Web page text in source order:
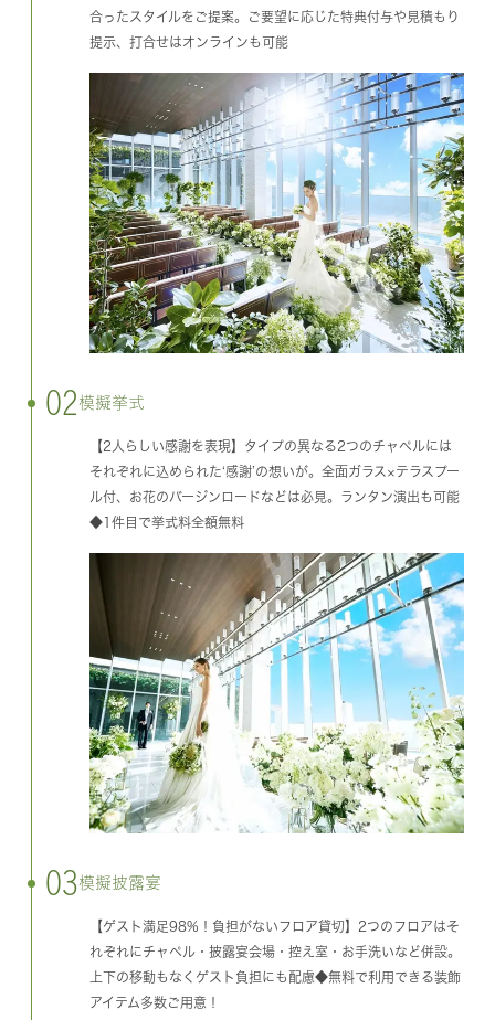
合ったスタイルをご提案。ご要望に応じた特典付与や見積もり
提示、打合せはオンラインも可能
02模擬挙式
【2人らしい感謝を表現】タイプの異なる2つのチャペルには
それぞれに込められた‘感謝’の想いが。全面ガラス×テラスプー
ル付、お花のバージンロードなどは必見。ランタン演出も可能
◆1件目で挙式料全額無料
03模擬披露宴
【ゲスト満足98%！負担がないフロア貸切】2つのフロアはそ
れぞれにチャペル・披露宴会場・控え室・お手洗いなど併設。
上下の移動もなくゲスト負担にも配慮◆無料で利用できる装飾
アイテム多数ご用意！